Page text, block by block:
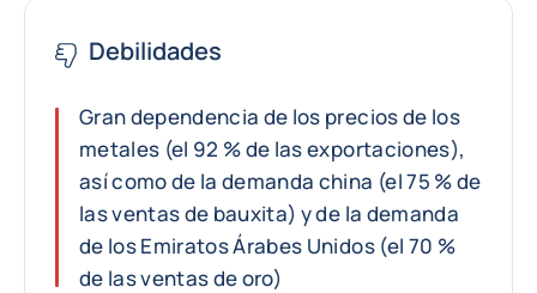
Debilidades
Gran dependencia de los precios de los
metales (el 92 % de las exportaciones),
así como de la demanda china (el 75 % de
las ventas de bauxita) y de la demanda
de los Emiratos Árabes Unidos (el 70 %
de las ventas de oro)